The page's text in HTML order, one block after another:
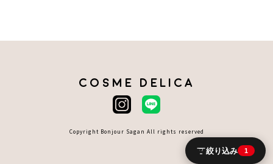
絞り込み 1
COSME DELICA
Copyright Bonjour Sagan All rights reserved